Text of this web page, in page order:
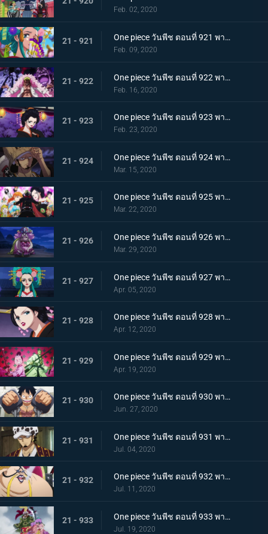
Feb. 02, 2020
21 - 921 One piece วันพีช ตอนที่ 921 พากย์ไทย ความงดงามตระการตา สาวงามแห่งประเทศวาโนะ โคมุราซากิ
Feb. 09, 2020
21 - 922 One piece วันพีช ตอนที่ 922 พากย์ไทย ตำนานลูกผู้ชาย! การเดินทางของโซโลและโทโนะยาสุ!
Feb. 16, 2020
21 - 923 One piece วันพีช ตอนที่ 923 พากย์ไทย สถานการณ์ฉุกเฉิน บิ๊กมัมย่างกรายสู่วาโนะ!
Feb. 23, 2020
21 - 924 One piece วันพีช ตอนที่ 924 พากย์ไทย เมืองในความโกลาหล! นักฆ่าหน้าใหม่ที่หมายหัวซันจิ
Mar. 15, 2020
21 - 925 One piece วันพีช ตอนที่ 925 พากย์ไทย การต่อสู้ครั้งใหญ่! ผู้พิทักษ์หน้ากากโซบะ!
Mar. 22, 2020
21 - 926 One piece วันพีช ตอนที่ 926 พากย์ไทย เข้าตาจน โอโรจิโอนิวาบังที่แสนอันตราย
Mar. 29, 2020
21 - 927 One piece วันพีช ตอนที่ 927 พากย์ไทย ขุมนรก! พญาอสรพิษผู้น่าสะพรึง โชกุนโอโรจิ
Apr. 05, 2020
21 - 928 One piece วันพีช ตอนที่ 928 พากย์ไทย ดอกไม้ที่ปลิดปลิว! วาระสุดท้ายของหญิงงามแห่งวาโนะ
Apr. 12, 2020
21 - 929 One piece วันพีช ตอนที่ 929 พากย์ไทย สายสัมพันธ์นักโทษ ลูฟี่กับปู่เฮียว!
Apr. 19, 2020
21 - 930 One piece วันพีช ตอนที่ 930 พากย์ไทย หัวหน้าใหญ่! ควีนแห่งหายนะปรากฏตัว!
Jun. 27, 2020
21 - 931 One piece วันพีช ตอนที่ 931 พากย์ไทย ปีนขึ้นไป ลูฟี่และการหนีตายที่เดิมพันด้วยชีวิต!
Jul. 04, 2020
21 - 932 One piece วันพีช ตอนที่ 932 พากย์ไทย อยู่หรือตาย ศึกซูโม่อินเฟอร์โนของควีน
Jul. 11, 2020
21 - 933 One piece วันพีช ตอนที่ 933 พากย์ไทย กิวคิมารุ! ศึกตัดสินของโซโลบนสะพานโออิฮางิ
Jul. 19, 2020